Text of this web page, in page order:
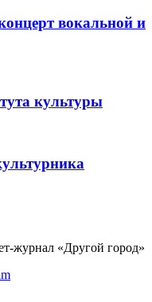
вокальной и
культуры
журнал «Другой город»